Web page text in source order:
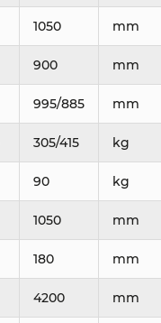
1050 mm
900 mm
995/885 mm
305/415 kg
90 kg
1050 mm
180 mm
4200 mm